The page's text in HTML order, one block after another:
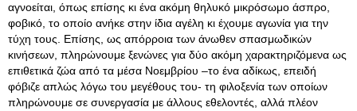
αγνοείται, όπως επίσης κι ένα ακόμη θηλυκό μικρόσωμο άσπρο,
φοβικό, το οποίο ανήκε στην ίδια αγέλη κι έχουμε αγωνία για την
τύχη τους. Επίσης, ως απόρροια των άνωθεν σπασμωδικών
κινήσεων, πληρώνουμε ξενώνες για δύο ακόμη χαρακτηριζόμενα ως
επιθετικά ζώα από τα μέσα Νοεμβρίου –το ένα αδίκως, επειδή
φόβιζε απλώς λόγω του μεγέθους του- τη φιλοξενία των οποίων
πληρώνουμε σε συνεργασία με άλλους εθελοντές, αλλά πλέον